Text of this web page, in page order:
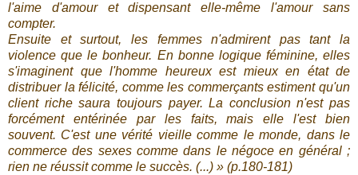
l'aime d'amour et dispensant elle-même l'amour sans
compter.
Ensuite et surtout, les femmes n'admirent pas tant la
violence que le bonheur. En bonne logique féminine, elles
s'imaginent que l'homme heureux est mieux en état de
distribuer la félicité, comme les commerçants estiment qu'un
client riche saura toujours payer. La conclusion n'est pas
forcément entérinée par les faits, mais elle l'est bien
souvent. C'est une vérité vieille comme le monde, dans le
commerce des sexes comme dans le négoce en général ;
rien ne réussit comme le succès. (...) » (p.180-181)